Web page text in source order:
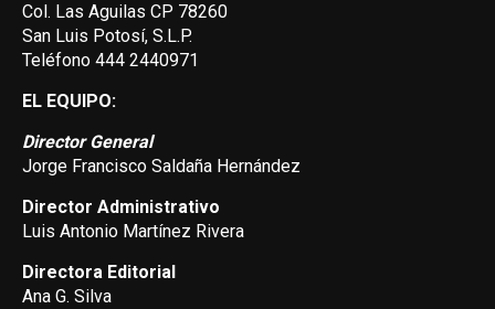
Col. Las Aguilas CP 78260
San Luis Potosí, S.L.P.
Teléfono 444 2440971
EL EQUIPO:
Director General
Jorge Francisco Saldaña Hernández
Director Administrativo
Luis Antonio Martínez Rivera
Directora Editorial
Ana G. Silva